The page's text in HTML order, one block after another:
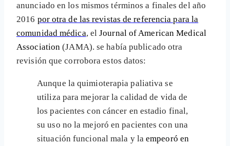
anunciado en los mismos términos a finales del año
2016 por otra de las revistas de referencia para la
comunidad médica, elJournal of American Medical
Association (JAMA). se había publicado otra
revisión que corrobora estos datos:
Aunque la quimioterapia paliativa se
utiliza para mejorar la calidad de vida de
los pacientes con cáncer en estadio final,
su uso no la mejoró en pacientes con una
situación funcional mala y laempeoró en